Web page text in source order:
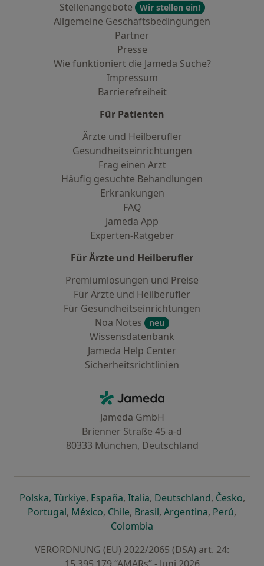
Stellenangebote
Wir stellen ein!
Allgemeine Geschäftsbedingungen
Partner
Presse
Wie funktioniert die Jameda Suche?
Impressum
Barrierefreiheit
Für Patienten
Ärzte und Heilberufler
Gesundheitseinrichtungen
Frag einen Arzt
Häufig gesuchte Behandlungen
Erkrankungen
FAQ
Jameda App
Experten-Ratgeber
Für Ärzte und Heilberufler
Premiumlösungen und Preise
Für Ärzte und Heilberufler
Für Gesundheitseinrichtungen
Noa Notes
neu
Wissensdatenbank
Jameda Help Center
Sicherheitsrichtlinien
Jameda - Startseite
Jameda GmbH
Brienner Straße 45 a-d
80333 München, Deutschland
Polskaöffnet in einer neuen Registerkarte
, Türkiyeöffnet in einer neuen Registerkarte
, Españaöffnet in einer neuen
, Italiaöffnet in einer neuen
, Deutschlandöffnet in
, Česko,
Portugalöffnet in einer neuen Registerkarte
, Méxicoöffnet in einer neuen Registerkarte
, Chileöffnet in einer neuen
, Brasilöffnet in einer neuen
, Argentinaöffnet in
, Perúöffnet
,
Colombia
VERORDNUNG (EU) 2022/2065 (DSA) art. 24: